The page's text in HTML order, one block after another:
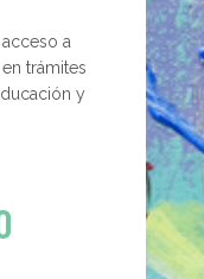
a
trámites
y